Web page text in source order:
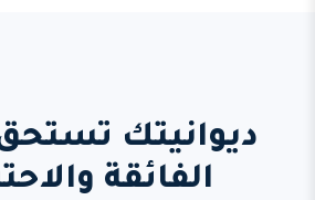
ديوانيتك تستحق
الفائقة